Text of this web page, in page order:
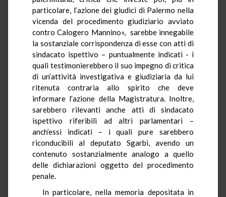
particolare, l’azione dei giudici di Palermo nella
vicenda del procedimento giudiziario avviato
contro Calogero Mannino», sarebbe innegabile
la sostanziale corrispondenza di esse con atti di
sindacato ispettivo – puntualmente indicati - i
quali testimonierebbero il suo impegno di critica
di un’attività investigativa e giudiziaria da lui
ritenuta contraria allo spirito che deve
informare l’azione della Magistratura. Inoltre,
sarebbero rilevanti anche atti di sindacato
ispettivo riferibili ad altri parlamentari –
anch’essi indicati – i quali pure sarebbero
riconducibili al deputato Sgarbi, avendo un
contenuto sostanzialmente analogo a quello
delle dichiarazioni oggetto del procedimento
penale.
In particolare, nella memoria depositata in